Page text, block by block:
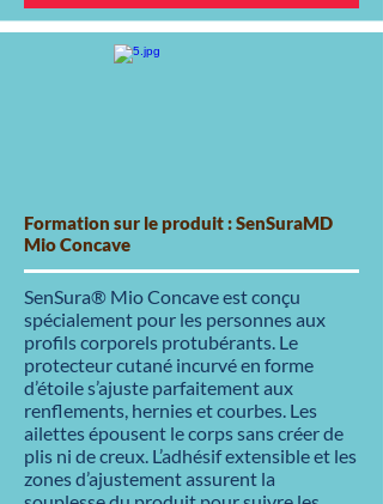
Formation sur le produit : SenSuraMD
Mio Concave
SenSura® Mio Concave est conçu
spécialement pour les personnes aux
profils corporels protubérants. Le
protecteur cutané incurvé en forme
d’étoile s’ajuste parfaitement aux
renflements, hernies et courbes. Les
ailettes épousent le corps sans créer de
plis ni de creux. L’adhésif extensible et les
zones d’ajustement assurent la